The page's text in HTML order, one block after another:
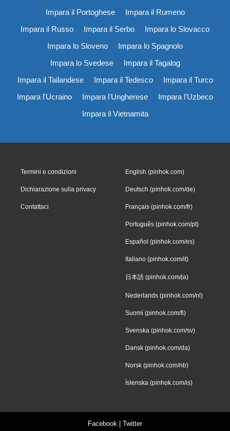
Impara il Portoghese
Impara il Rumeno
Impara il Russo
Impara il Serbo
Impara lo Slovacco
Impara lo Sloveno
Impara lo Spagnolo
Impara lo Svedese
Impara il Tagalog
Impara il Tailandese
Impara il Tedesco
Impara il Turco
Impara l'Ucraino
Impara l'Ungherese
Impara l'Uzbeco
Impara il Vietnamita
Termini e condizioni
Dichiarazione sulla privacy
Contattaci
English (pinhok.com)
Deutsch (pinhok.com/de)
Français (pinhok.com/fr)
Português (pinhok.com/pt)
Español (pinhok.com/es)
Italiano (pinhok.com/it)
日本語 (pinhok.com/ja)
Nederlands (pinhok.com/nl)
Suomi (pinhok.com/fi)
Svenska (pinhok.com/sv)
Dansk (pinhok.com/da)
Norsk (pinhok.com/nb)
Íslenska (pinhok.com/is)
Facebook Twitter